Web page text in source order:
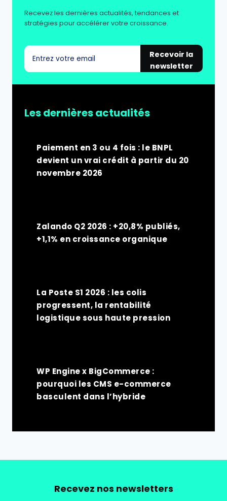
Recevez les dernières actualités, tendances et
stratégies pour accélérer votre croissance.
Recevoir la
newsletter
Les dernières actualités
Paiement en 3 ou 4 fois : le BNPL
devient un vrai crédit à partir du 20
novembre 2026
Zalando Q2 2026 : +20,8% publiés,
+1,1% en croissance organique
La Poste S1 2026 : les colis
progressent, la rentabilité
logistique sous haute pression
WP Engine x BigCommerce :
pourquoi les CMS e-commerce
basculent dans l’hybride
Recevez nos newsletters